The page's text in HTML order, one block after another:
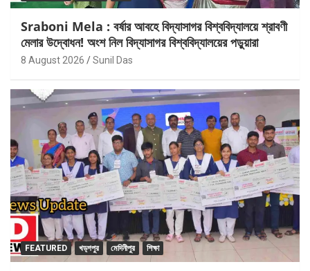
Sraboni Mela : বর্ষার আবহে বিদ্যাসাগর বিশ্ববিদ্যালয়ে শ্রাবণী
মেলার উদ্বোধন! অংশ নিল বিদ্যাসাগর বিশ্ববিদ্যালয়ের পড়ুয়ারা
8 August 2026 Sunil Das
FEATURED খড়্গপুর মেদিনীপুর শিক্ষা